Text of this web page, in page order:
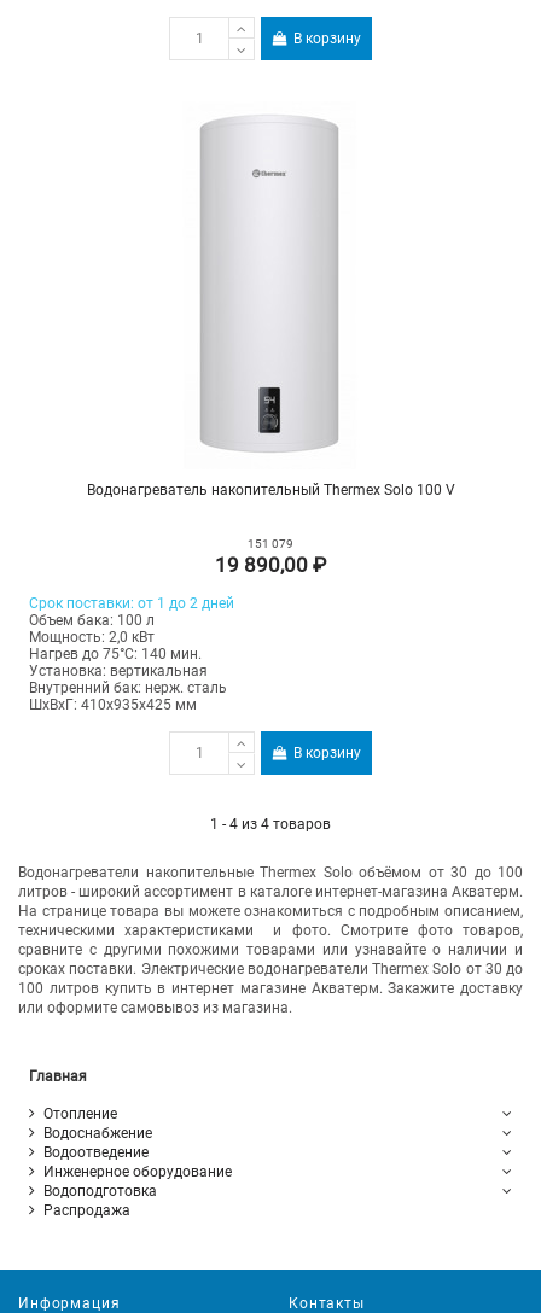
В корзину
Водонагреватель накопительный Thermex Solo 100 V
151 079
19 890,00 ₽
Срок поставки: от 1 до 2 дней
Объем бака: 100 л
Мощность: 2,0 кВт
Нагрев до 75°С: 140 мин.
Установка: вертикальная
Внутренний бак: нерж. сталь
ШхВхГ: 410х935х425 мм
В корзину
1 - 4 из 4 товаров
Водонагреватели накопительные Thermex Solo объёмом от 30 до 100
литров - широкий ассортимент в каталоге интернет-магазина Акватерм.
На странице товара вы можете ознакомиться с подробным описанием,
техническими характеристиками и фото. Смотрите фото товаров,
сравните с другими похожими товарами или узнавайте о наличии и
сроках поставки. Электрические водонагреватели Thermex Solo от 30 до
100 литров купить в интернет магазине Акватерм. Закажите доставку
или оформите самовывоз из магазина.
Главная
Отопление
Водоснабжение
Водоотведение
Инженерное оборудование
Водоподготовка
Распродажа
Информация Контакты